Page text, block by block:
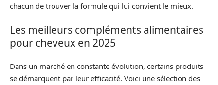
chacun de trouver la formule qui lui convient le mieux.
Les meilleurs compléments alimentaires
pour cheveux en 2025
Dans un marché en constante évolution, certains produits
se démarquent par leur efficacité. Voici une sélection des